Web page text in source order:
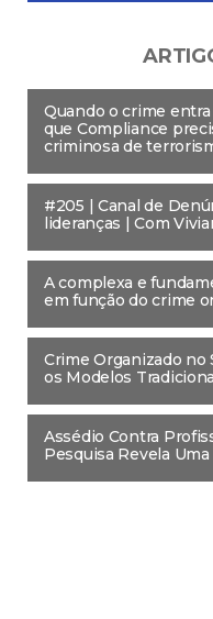
Quando o crime
que Compliance
criminosa de
#205 | Canal de
lideranças | Com
A complexa e
em função do crime
Crime Organizado no
os Modelos
Assédio Contra
Pesquisa Revela